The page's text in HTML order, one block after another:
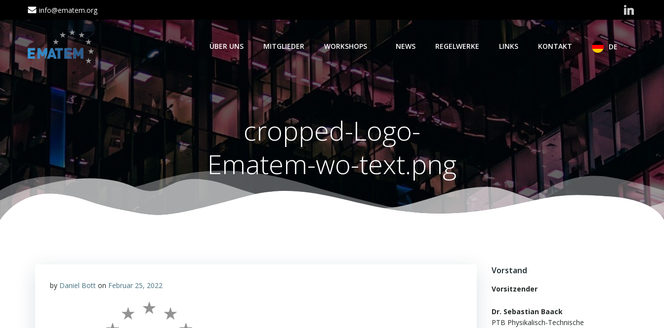
Inhalt
springen
info@ematem.org
ÜBER UNS MITGLIEDER WORKSHOPS NEWS REGELWERKE LINKS KONTAKT DE
cropped-Logo-
Ematem-wo-text.png
by Daniel Bott on Februar 25, 2022
Vorstand
Vorsitzender
Dr. Sebastian Baack
PTB Physikalisch-Technische